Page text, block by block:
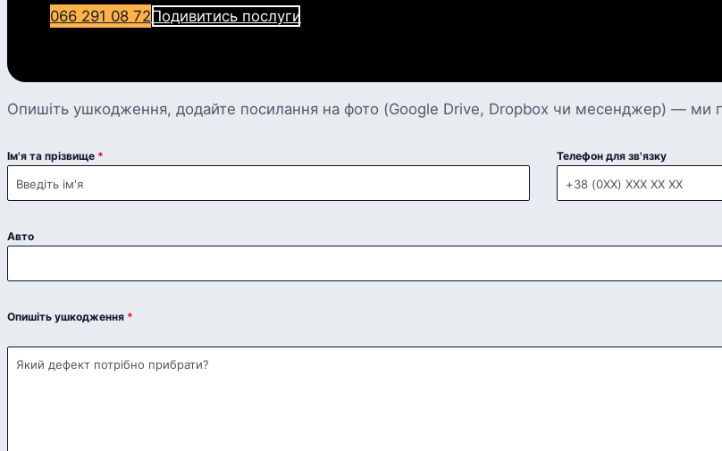
066 291 08 72 Подивитись послуги
Опишіть ушкодження, додайте посилання на фото (Google Drive, Dropbox чи месенджер) — ми
Ім'я та прізвище * Телефон для зв'язку
Авто
Опишіть ушкодження *